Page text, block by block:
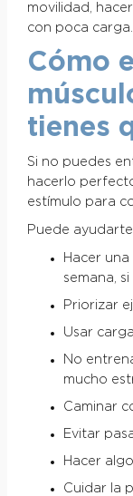
movilidad,
con poca carga.
Cómo
tienes
Si no puedes
hacerlo
estímulo para
Puede
Hacer
semana,
Priorizar
Usar
No
mucho
Caminar
Evitar
Hacer
Cuidar la